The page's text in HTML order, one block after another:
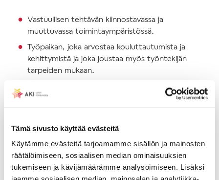
Tämä sivusto käyttää evästeitä
Käytämme evästeitä tarjoamamme sisällön ja mainosten
räätälöimiseen, sosiaalisen median ominaisuuksien
tukemiseen ja kävijämäärämme analysoimiseen. Lisäksi
Vastuullisen tehtävän kiinnostavassa ja
muuttuvassa toimintaympäristössä.
Työpaikan, joka arvostaa kouluttautumista ja
kehittymistä ja joka joustaa myös työntekijän
tarpeiden mukaan.
työtovereita arvostetaan eikä ketään jätetä
yksin.
Mahdollisuuden työskennellä sekä
Hyvät työsuhde-edut, mm. lounas-, puhelin-
ja virike-edut sekä laajan työterveyshuollon.